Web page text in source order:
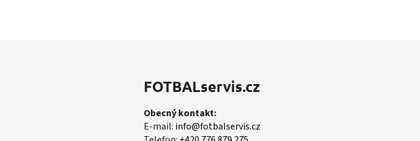
FOTBALservis.cz
Obecný kontakt:
E-mail: info@fotbalservis.cz